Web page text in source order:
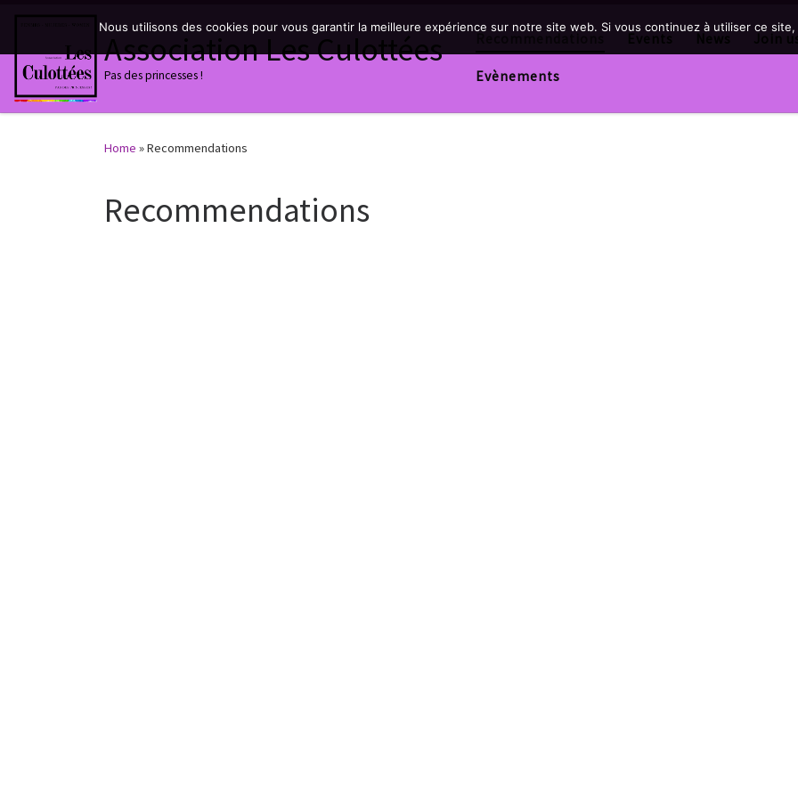
Skip to content
Association Les Culottées
Pas des princesses !
Join us
Evènements
Home »Recommendations
Recommendations
Nous utilisons des cookies pour vous garantir la meilleure expérience sur notre site web. Si vous continuez à utiliser ce